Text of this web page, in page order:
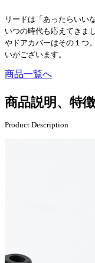
リードは「あったらいい
いつの時代も応えてきま
やドアカバーはその１つ
いがございます。
商品一覧へ
商品説明、特徴
Product Description